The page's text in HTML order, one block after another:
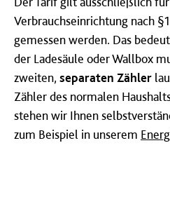
Verbrauchseinrichtung nach
gemessen werden. Das
der Ladesäule oder Wallbox
zweiten, separaten Zähler
Zähler des normalen
stehen wir Ihnen
zum Beispiel in unserem